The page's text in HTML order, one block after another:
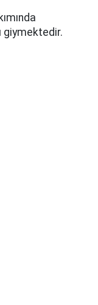
giymektedir.